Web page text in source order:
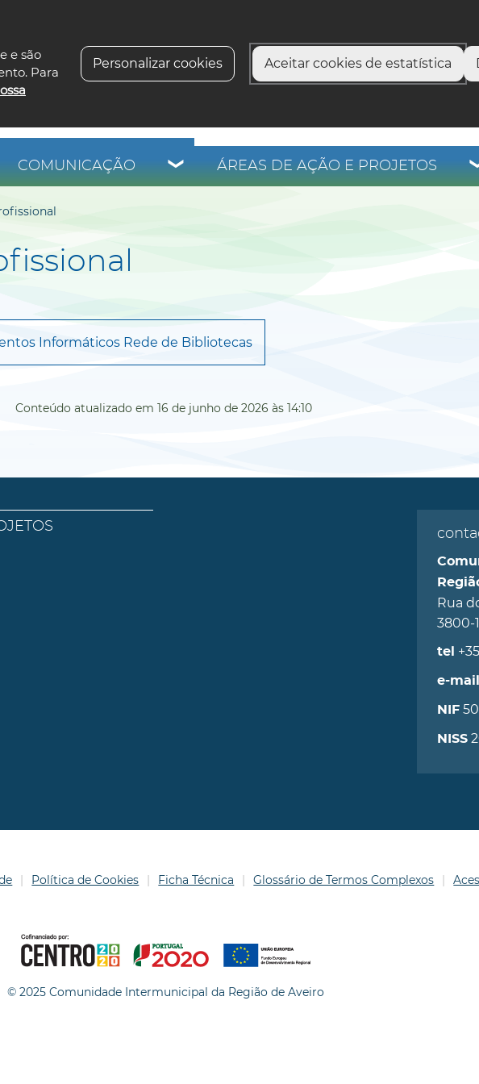
e são
Para
Personalizar cookies Aceitar cookies de estatística
COMUNICAÇÃO ÁREAS DE AÇÃO E PROJETOS
Informáticos Rede de Bibliotecas
Conteúdo atualizado em 16 de junho de 2026 às 14:10
Rua
3800-
tel
e-mail
NIF
NISS
Política de Cookies Ficha Técnica Glossário de Termos Complexos
© 2025 Comunidade Intermunicipal da Região de Aveiro